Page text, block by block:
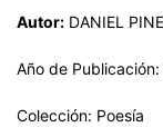
Autor: DANIEL
Año de Publicación:
Colección: Poesía